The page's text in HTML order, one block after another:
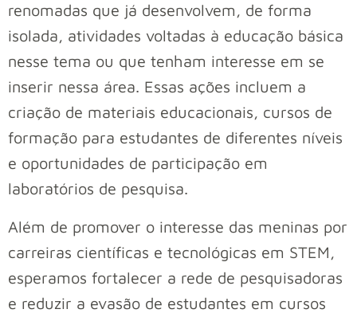
renomadas que já desenvolvem, de forma
isolada, atividades voltadas à educação básica
nesse tema ou que tenham interesse em se
inserir nessa área. Essas ações incluem a
criação de materiais educacionais, cursos de
formação para estudantes de diferentes níveis
e oportunidades de participação em
laboratórios de pesquisa.
Além de promover o interesse das meninas por
carreiras científicas e tecnológicas em STEM,
esperamos fortalecer a rede de pesquisadoras
e reduzir a evasão de estudantes em cursos